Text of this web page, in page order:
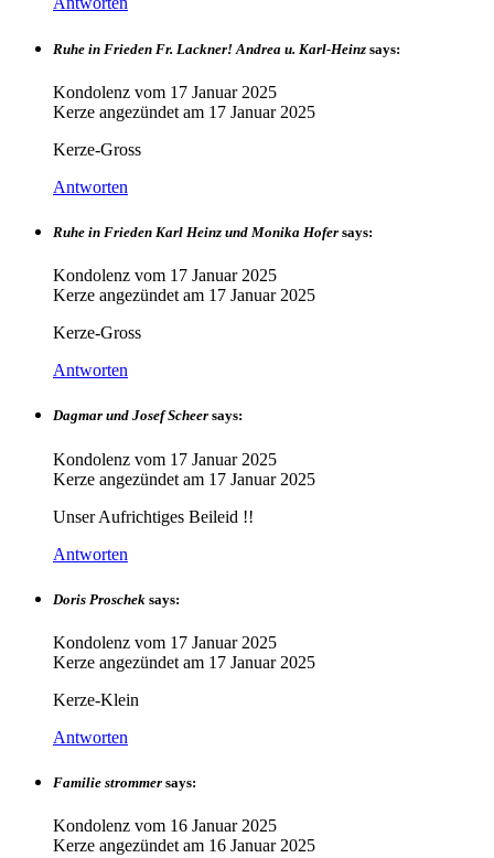
Ruhe in Frieden Fr. Lackner! Andrea u. Karl-Heinz says:
Kondolenz vom 17 Januar 2025
Kerze angezündet am 17 Januar 2025
Kerze-Gross
Antworten
Ruhe in Frieden Karl Heinz und Monika Hofer says:
Kondolenz vom 17 Januar 2025
Kerze angezündet am 17 Januar 2025
Kerze-Gross
Antworten
Dagmar und Josef Scheer says:
Kondolenz vom 17 Januar 2025
Kerze angezündet am 17 Januar 2025
Unser Aufrichtiges Beileid !!
Antworten
Doris Proschek says:
Kondolenz vom 17 Januar 2025
Kerze angezündet am 17 Januar 2025
Kerze-Klein
Antworten
Familie strommer says:
Kondolenz vom 16 Januar 2025
Kerze angezündet am 16 Januar 2025